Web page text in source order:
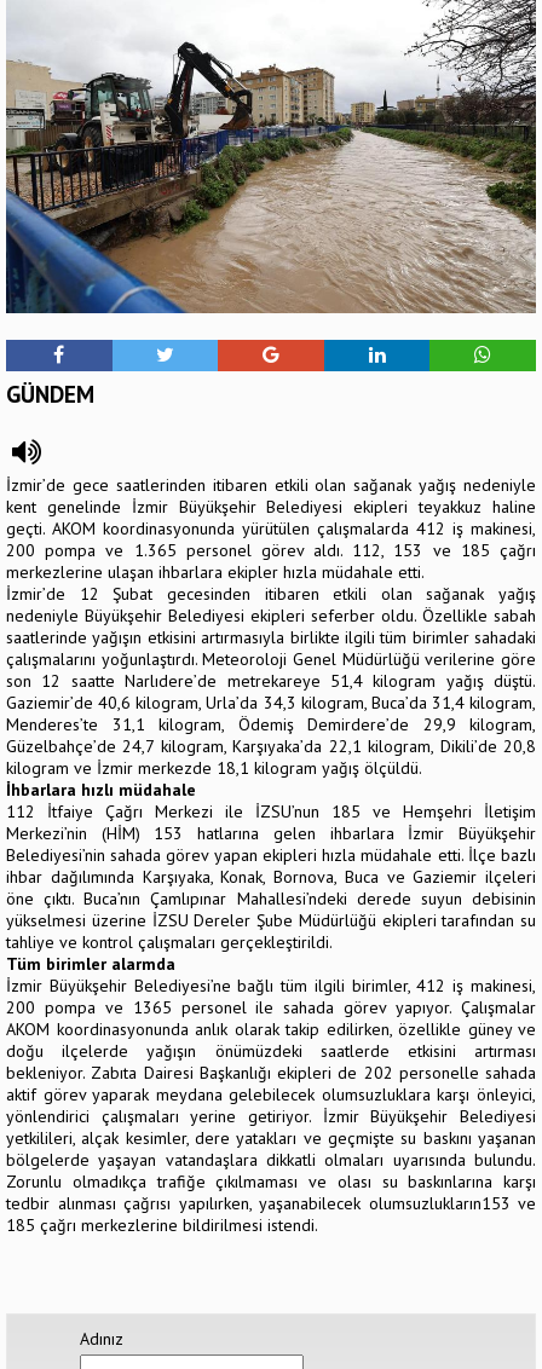
GÜNDEM
İzmir’de gece saatlerinden itibaren etkili olan sağanak yağış nedeniyle
kent genelinde İzmir Büyükşehir Belediyesi ekipleri teyakkuz haline
geçti. AKOM koordinasyonunda yürütülen çalışmalarda 412 iş makinesi,
200 pompa ve 1.365 personel görev aldı. 112, 153 ve 185 çağrı
merkezlerine ulaşan ihbarlara ekipler hızla müdahale etti.
İzmir’de 12 Şubat gecesinden itibaren etkili olan sağanak yağış
nedeniyle Büyükşehir Belediyesi ekipleri seferber oldu. Özellikle sabah
saatlerinde yağışın etkisini artırmasıyla birlikte ilgili tüm birimler sahadaki
çalışmalarını yoğunlaştırdı. Meteoroloji Genel Müdürlüğü verilerine göre
son 12 saatte Narlıdere’de metrekareye 51,4 kilogram yağış düştü.
Gaziemir’de 40,6 kilogram, Urla’da 34,3 kilogram, Buca’da 31,4 kilogram,
Menderes’te 31,1 kilogram, Ödemiş Demirdere’de 29,9 kilogram,
Güzelbahçe’de 24,7 kilogram, Karşıyaka’da 22,1 kilogram, Dikili’de 20,8
kilogram ve İzmir merkezde 18,1 kilogram yağış ölçüldü.
İhbarlara hızlı müdahale
112 İtfaiye Çağrı Merkezi ile İZSU’nun 185 ve Hemşehri İletişim
Merkezi’nin (HİM) 153 hatlarına gelen ihbarlara İzmir Büyükşehir
Belediyesi’nin sahada görev yapan ekipleri hızla müdahale etti. İlçe bazlı
ihbar dağılımında Karşıyaka, Konak, Bornova, Buca ve Gaziemir ilçeleri
öne çıktı. Buca’nın Çamlıpınar Mahallesi’ndeki derede suyun debisinin
yükselmesi üzerine İZSU Dereler Şube Müdürlüğü ekipleri tarafından su
tahliye ve kontrol çalışmaları gerçekleştirildi.
Tüm birimler alarmda
İzmir Büyükşehir Belediyesi’ne bağlı tüm ilgili birimler, 412 iş makinesi,
200 pompa ve 1365 personel ile sahada görev yapıyor. Çalışmalar
AKOM koordinasyonunda anlık olarak takip edilirken, özellikle güney ve
doğu ilçelerde yağışın önümüzdeki saatlerde etkisini artırması
bekleniyor. Zabıta Dairesi Başkanlığı ekipleri de 202 personelle sahada
aktif görev yaparak meydana gelebilecek olumsuzluklara karşı önleyici,
yönlendirici çalışmaları yerine getiriyor. İzmir Büyükşehir Belediyesi
yetkilileri, alçak kesimler, dere yatakları ve geçmişte su baskını yaşanan
bölgelerde yaşayan vatandaşlara dikkatli olmaları uyarısında bulundu.
Zorunlu olmadıkça trafiğe çıkılmaması ve olası su baskınlarına karşı
tedbir alınması çağrısı yapılırken, yaşanabilecek olumsuzlukların153 ve
185 çağrı merkezlerine bildirilmesi istendi.
Adınız